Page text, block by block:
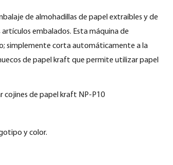
de almohadillas de papel extraíbles y de
embalados. Esta máquina de
simplemente corta automáticamente a la
de papel kraft que permite utilizar papel
cojines de papel kraft NP-P10
y color.